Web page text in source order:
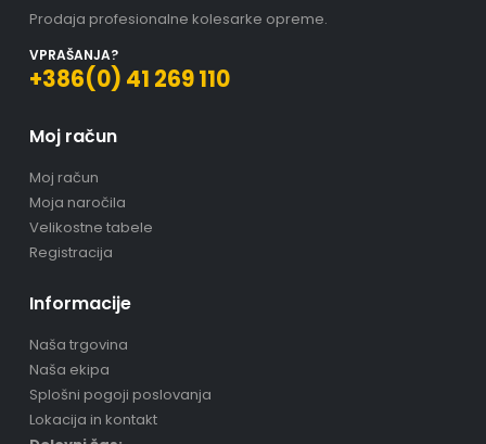
Prodaja profesionalne kolesarke opreme.
VPRAŠANJA?
+386(0) 41 269 110
Moj račun
Moj račun
Moja naročila
Velikostne tabele
Registracija
Informacije
Naša trgovina
Naša ekipa
Splošni pogoji poslovanja
Lokacija in kontakt